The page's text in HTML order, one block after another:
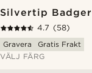
Silvertip
4.7 (58)
Gravera
Gratis Frakt
VÄLJ FÄRG